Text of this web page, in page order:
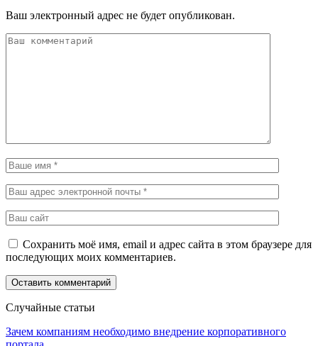
Ваш электронный адрес не будет опубликован.
Сохранить моё имя, email и адрес сайта в этом браузере для
последующих моих комментариев.
Случайные статьи
Зачем компаниям необходимо внедрение корпоративного